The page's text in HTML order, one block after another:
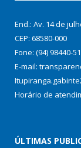
End.: Av. 14 de
CEP: 68580-000
Fone: (94) 98440-
E-mail:
Horário de
ÚLTIMAS